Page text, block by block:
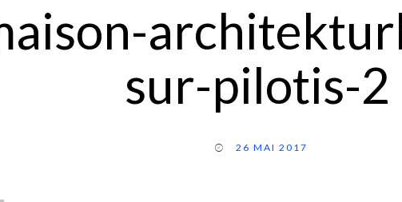
sur-pilotis-2
26 MAI 2017